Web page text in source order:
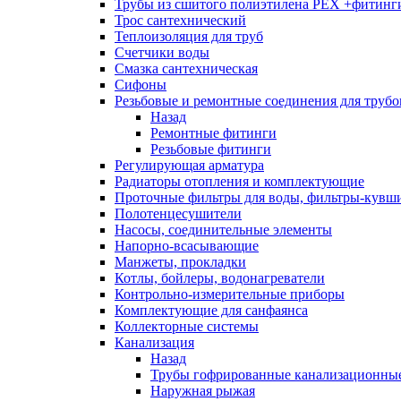
Трубы из сшитого полиэтилена PEX
Трос сантехнический
Теплоизоляция для труб
Счетчики воды
Смазка сантехническая
Сифоны
Резьбовые и ремонтные соединения для
Назад
Ремонтные фитинги
Резьбовые фитинги
Регулирующая арматура
Радиаторы отопления и комплектующие
Проточные фильтры для воды, фильтры-
Полотенцесушители
Насосы, соединительные элементы
Напорно-всасывающие
Манжеты, прокладки
Котлы, бойлеры, водонагреватели
Контрольно-измерительные приборы
Комплектующие для санфаянса
Коллекторные системы
Канализация
Назад
Трубы гофрированные
Наружная рыжая